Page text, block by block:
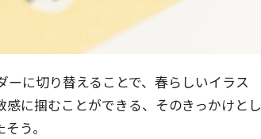
に切り替えることで、春らしいイラス
に掴むことができる、そのきっかけとし
う。